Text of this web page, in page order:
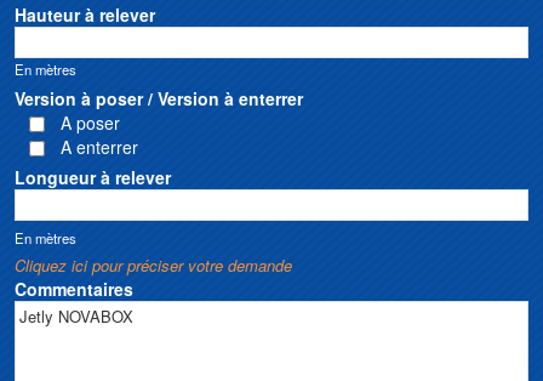
Hauteur à relever
En mètres
Version à poser / Version à enterrer
A poser
A enterrer
Longueur à relever
En mètres
Cliquez ici pour préciser votre demande
Commentaires